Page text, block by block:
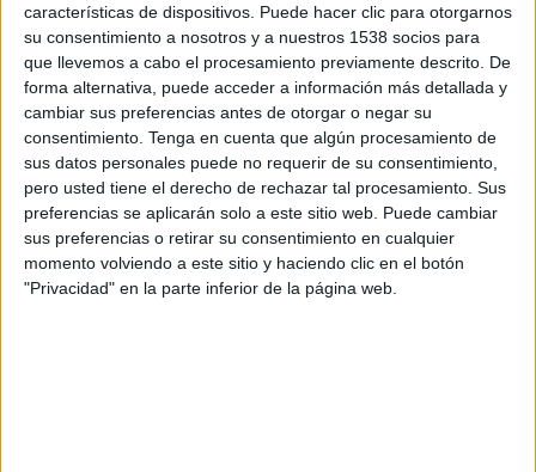
características de dispositivos. Puede hacer clic para otorgarnos
su consentimiento a nosotros y a nuestros 1538 socios para
que llevemos a cabo el procesamiento previamente descrito. De
forma alternativa, puede acceder a información más detallada y
cambiar sus preferencias antes de otorgar o negar su
consentimiento. Tenga en cuenta que algún procesamiento de
sus datos personales puede no requerir de su consentimiento,
pero usted tiene el derecho de rechazar tal procesamiento. Sus
preferencias se aplicarán solo a este sitio web. Puede cambiar
sus preferencias o retirar su consentimiento en cualquier
momento volviendo a este sitio y haciendo clic en el botón
"Privacidad" en la parte inferior de la página web.
Santiago, de la Asociación para la investigación de Medios de Comunicación y de
Gonzalo Iruzubieta por parte del Interactive Advertsing Bureau, así como con la
coordinación de Deloitte. Este órgano será el encargado de vigilar la
implementación del calendario comprometido en la Hoja de Ruta por el medidor
seleccionado y reportará directamente a las juntas directivas de IAB y de AIMC y
será el interlocutor con comScore, como empresa recomendada para la medición
de audiencias digitales en el mercado español, con los auditores y con el Comité
de Clientes del medidor.